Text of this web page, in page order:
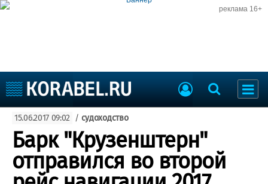
реклама 16+
Судоходство
Судоремонт
События
Пресс-релизы
Порты
Рыболовство
15.06.2017 09:02 / судоходство
Барк "Крузенштерн"
отправился во второй